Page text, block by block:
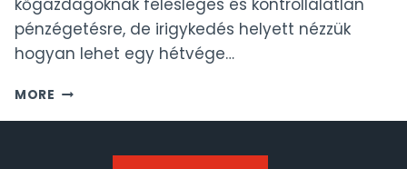
kőgazdagoknak felesleges és kontrollálatlan
pénzégetésre, de irigykedés helyett nézzük
hogyan lehet egy hétvége…
MORE A